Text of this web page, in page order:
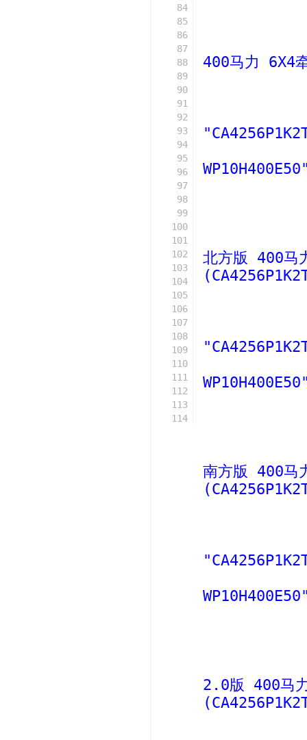
84
85
86
87
88
89
90
91
92
93
94
95
96
97
98
99
100
101
102
103
104
105
106
107
108
109
110
111
112
113
114
400马力 6X4
北方版 400马
南方版 400马
2.0版 400马